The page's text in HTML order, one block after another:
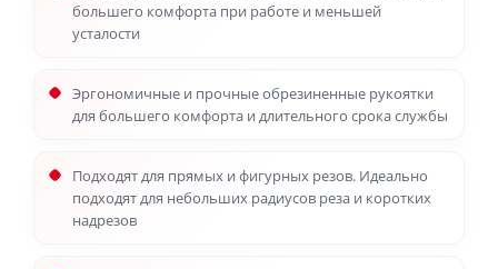
большего комфорта при работе и меньшей
усталости
Эргономичные и прочные обрезиненные рукоятки
для большего комфорта и длительного срока службы
Подходят для прямых и фигурных резов. Идеально
подходят для небольших радиусов реза и коротких
надрезов